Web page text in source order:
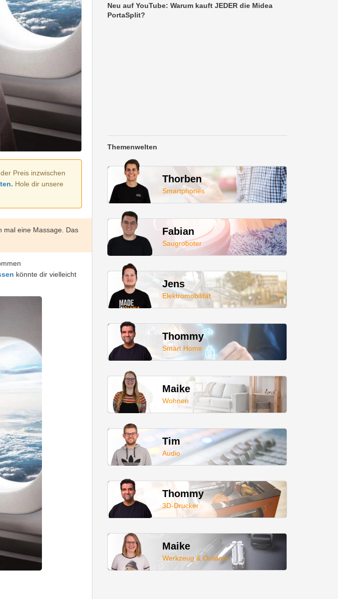
Preis inzwischen
Hole dir unsere
mal eine Massage. Das
könnte dir vielleicht
Neu auf YouTube: Warum kauft JEDER die Midea
PortaSplit?
Themenwelten
Thorben
Smartphones
Fabian
Saugroboter
Jens
Elektromobilität
Thommy
Smart Home
Maike
Wohnen
Tim
Audio
Thommy
3D-Drucker
Maike
Werkzeug & Outdoor